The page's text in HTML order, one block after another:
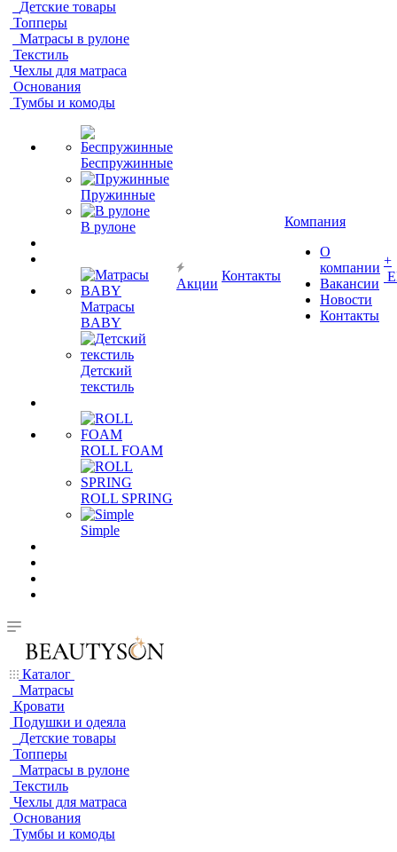
Детские товары
Топперы
Матрасы в рулоне
Текстиль
Чехлы для матраса
Основания
Тумбы и комоды
Беспружинные
Пружинные
В рулоне
Матрасы
BABY
Детский
текстиль
ROLL FOAM
ROLL SPRING
Simple
Акции
Контакты
Компания
О
компании
Вакансии
Новости
Контакты
+
Каталог
Матрасы
Кровати
Подушки и одеяла
Детские товары
Топперы
Матрасы в рулоне
Текстиль
Чехлы для матраса
Основания
Тумбы и комоды